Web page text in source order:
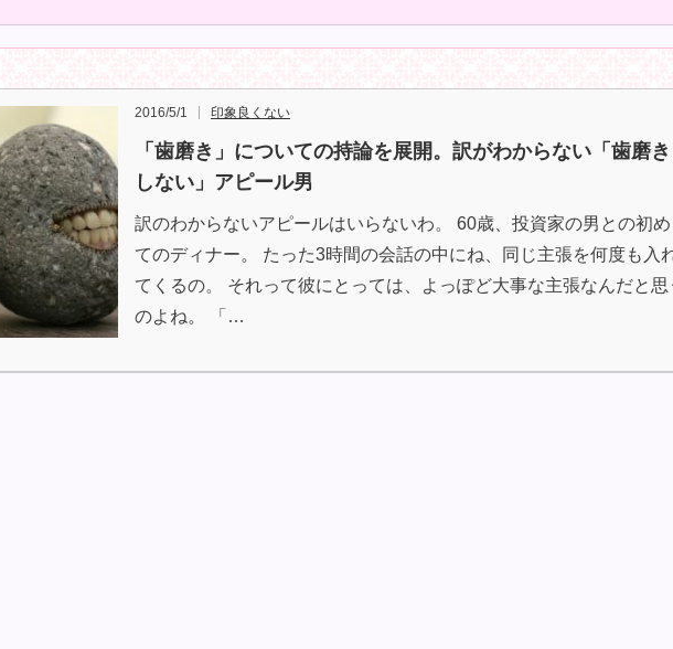
2016/5/1 印象良くない
「歯磨き」についての持論を展開。訳がわからない「歯磨き
しない」アピール男
訳のわからないアピールはいらないわ。 60歳、投資家の男との初め
てのディナー。 たった3時間の会話の中にね、同じ主張を何度も入
てくるの。 それって彼にとっては、よっぽど大事な主張なんだと思
のよね。 「…